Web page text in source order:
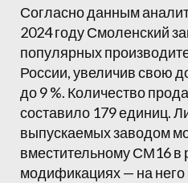
Согласно данным
2024 году Смоленский
популярных
России, увеличив свою
до 9 %. Количество
составило 179 единиц.
выпускаемых заводом
вместительному СМ16 в
модификациях — на него